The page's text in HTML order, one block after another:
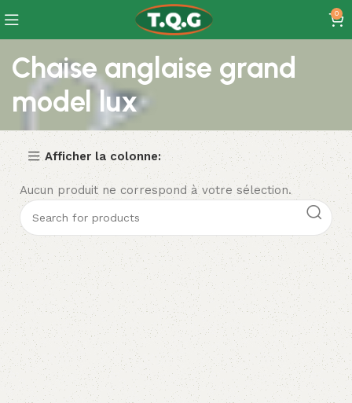
0
Chaise anglaise grand
model lux
Afficher la colonne:
Aucun produit ne correspond à votre sélection.